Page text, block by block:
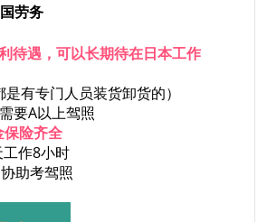
劳务
待遇，可以长期待在日本工作
有专门人员装货卸货的）
要A以上驾照
保险齐全
作8小时
助考驾照